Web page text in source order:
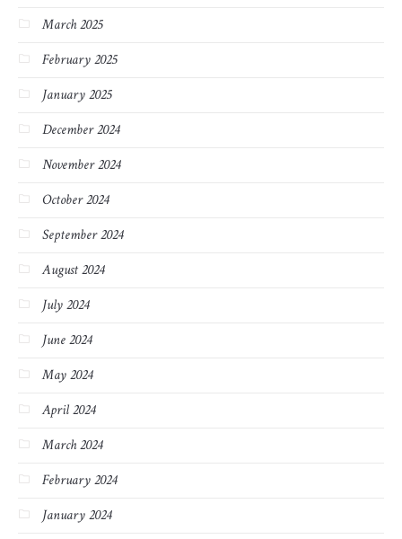
March 2025
February 2025
January 2025
December 2024
November 2024
October 2024
September 2024
August 2024
July 2024
June 2024
May 2024
April 2024
March 2024
February 2024
January 2024